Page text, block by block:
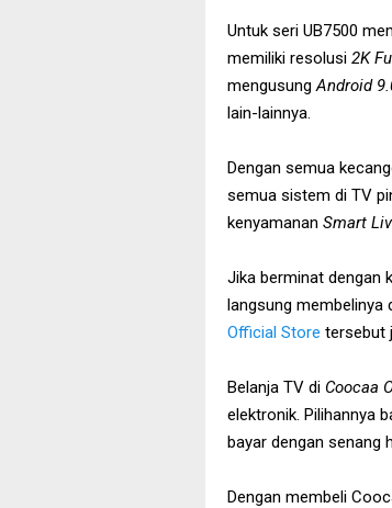
Untuk seri UB7500
memiliki resolusi 2K
mengusung Android
lain-lainnya.
Dengan semua
semua sistem di TV
kenyamanan Smart
Jika berminat dengan
langsung membelinya
Official Store tersebut
Belanja TV di Coocaa
elektronik. Pilihannya
bayar dengan senang
Dengan membeli